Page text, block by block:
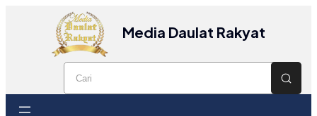
Media Daulat Rakyat